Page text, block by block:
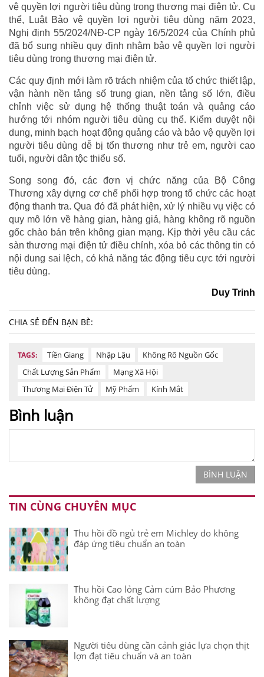
vệ quyền lợi người tiêu dùng trong thương mại điện tử. Cụ
thể, Luật Bảo vệ quyền lợi người tiêu dùng năm 2023,
Nghị định 55/2024/NĐ-CP ngày 16/5/2024 của Chính phủ
đã bổ sung nhiều quy định nhằm bảo vệ quyền lợi người
tiêu dùng trong thương mại điện tử.
Các quy định mới làm rõ trách nhiệm của tổ chức thiết lập,
vận hành nền tảng số trung gian, nền tảng số lớn, điều
chỉnh việc sử dụng hệ thống thuật toán và quảng cáo
hướng tới nhóm người tiêu dùng cụ thể. Kiểm duyệt nội
dung, minh bạch hoạt động quảng cáo và bảo vệ quyền lợi
người tiêu dùng dễ bị tổn thương như trẻ em, người cao
tuổi, người dân tộc thiểu số.
Song song đó, các đơn vị chức năng của Bộ Công
Thương xây dựng cơ chế phối hợp trong tổ chức các hoạt
động thanh tra. Qua đó đã phát hiện, xử lý nhiều vụ việc có
quy mô lớn về hàng gian, hàng giả, hàng không rõ nguồn
gốc chào bán trên không gian mạng. Kịp thời yêu cầu các
sàn thương mại điện tử điều chỉnh, xóa bỏ các thông tin có
nội dung sai lệch, có khả năng tác động tiêu cực tới người
tiêu dùng.
Duy Trinh
CHIA SẺ ĐẾN BẠN BÈ:
TAGS: Tiền Giang Nhập Lậu
Không Rõ Nguồn Gốc
Chất Lượng Sản Phẩm
Mạng Xã Hội
Thương Mại Điện Tử
Mỹ Phẩm Kính Mắt
Bình luận
BÌNH LUẬN
TIN CÙNG CHUYÊN MỤC
Thu hồi đồ ngủ trẻ em Michley do không
đáp ứng tiêu chuẩn an toàn
Thu hồi Cao lỏng Cảm cúm Bảo Phương
không đạt chất lượng
Người tiêu dùng cần cảnh giác lựa chọn thịt
lợn đạt tiêu chuẩn và an toàn